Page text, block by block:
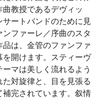
教授であるデヴィッ
サートバンドのために見
ファーレ／序曲のスタ
は、金管のファンファ
開けます。スティーヴ
マは美しく流れるよう
対旋律と、目を見張る
補完されています。叙情